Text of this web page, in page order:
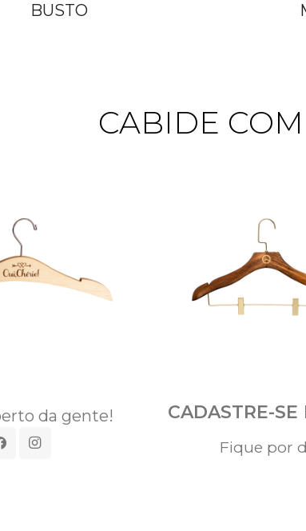
BUSTO
CABIDE
da gente! CADASTRE-SE
Fique por